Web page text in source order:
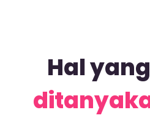
Hal yang